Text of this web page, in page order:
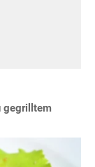
gegrilltem